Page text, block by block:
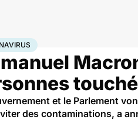
Maladies
et le Parlement
des contaminations, a